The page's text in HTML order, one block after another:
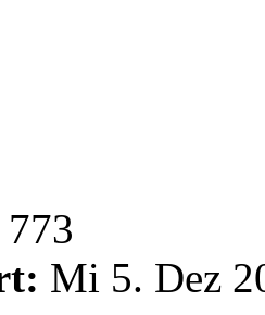
773
Mi 5. Dez